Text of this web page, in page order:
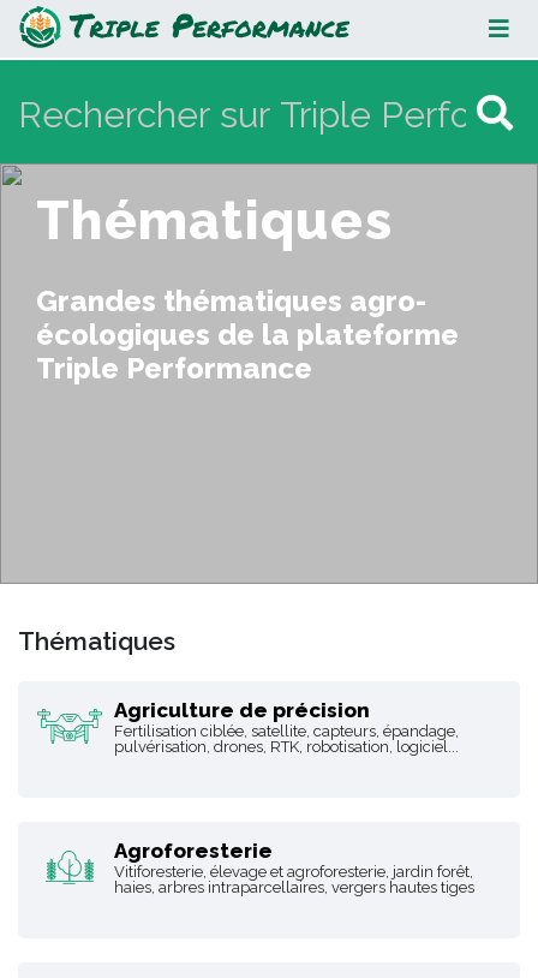
Thématiques
Thématiques
Grandes thématiques agro-
écologiques de la plateforme
Triple Performance
Aller à : navigation
Thématiques
Agriculture de précision
Fertilisation ciblée, satellite, capteurs, épandage,
pulvérisation, drones, RTK, robotisation, logiciel...
Agroforesterie
Vitiforesterie, élevage et agroforesterie, jardin forêt,
haies, arbres intraparcellaires, vergers hautes tiges